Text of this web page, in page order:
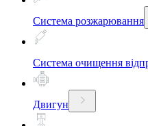
Система розжарювання
Система очищення
Двигун